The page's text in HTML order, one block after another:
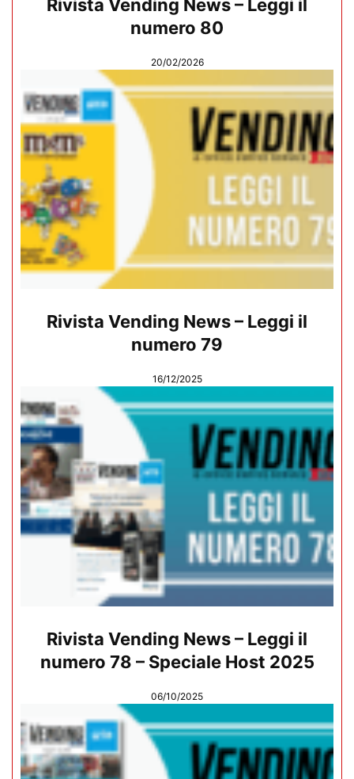
Rivista Vending News – Leggi il
numero 80
20/02/2026
Rivista Vending News – Leggi il
numero 79
16/12/2025
Rivista Vending News – Leggi il
numero 78 – Speciale Host 2025
06/10/2025